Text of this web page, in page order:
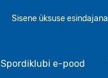
Sisene üksuse esindajana
Spordiklubi e-pood